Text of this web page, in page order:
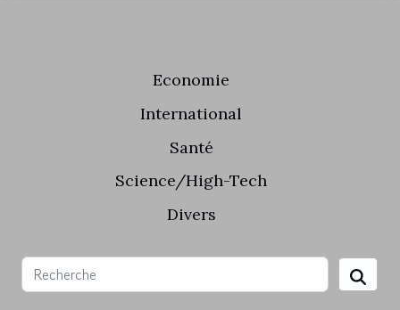
Economie
International
Santé
Science/High-Tech
Divers